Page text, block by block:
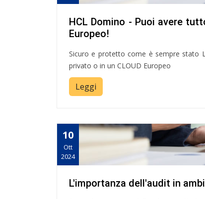
HCL Domino - Puoi avere
Europeo!
Sicuro e protetto come è sempre stato
privato o in un CLOUD Europeo
Leggi
10
Ott
2024
L'importanza dell'audit in